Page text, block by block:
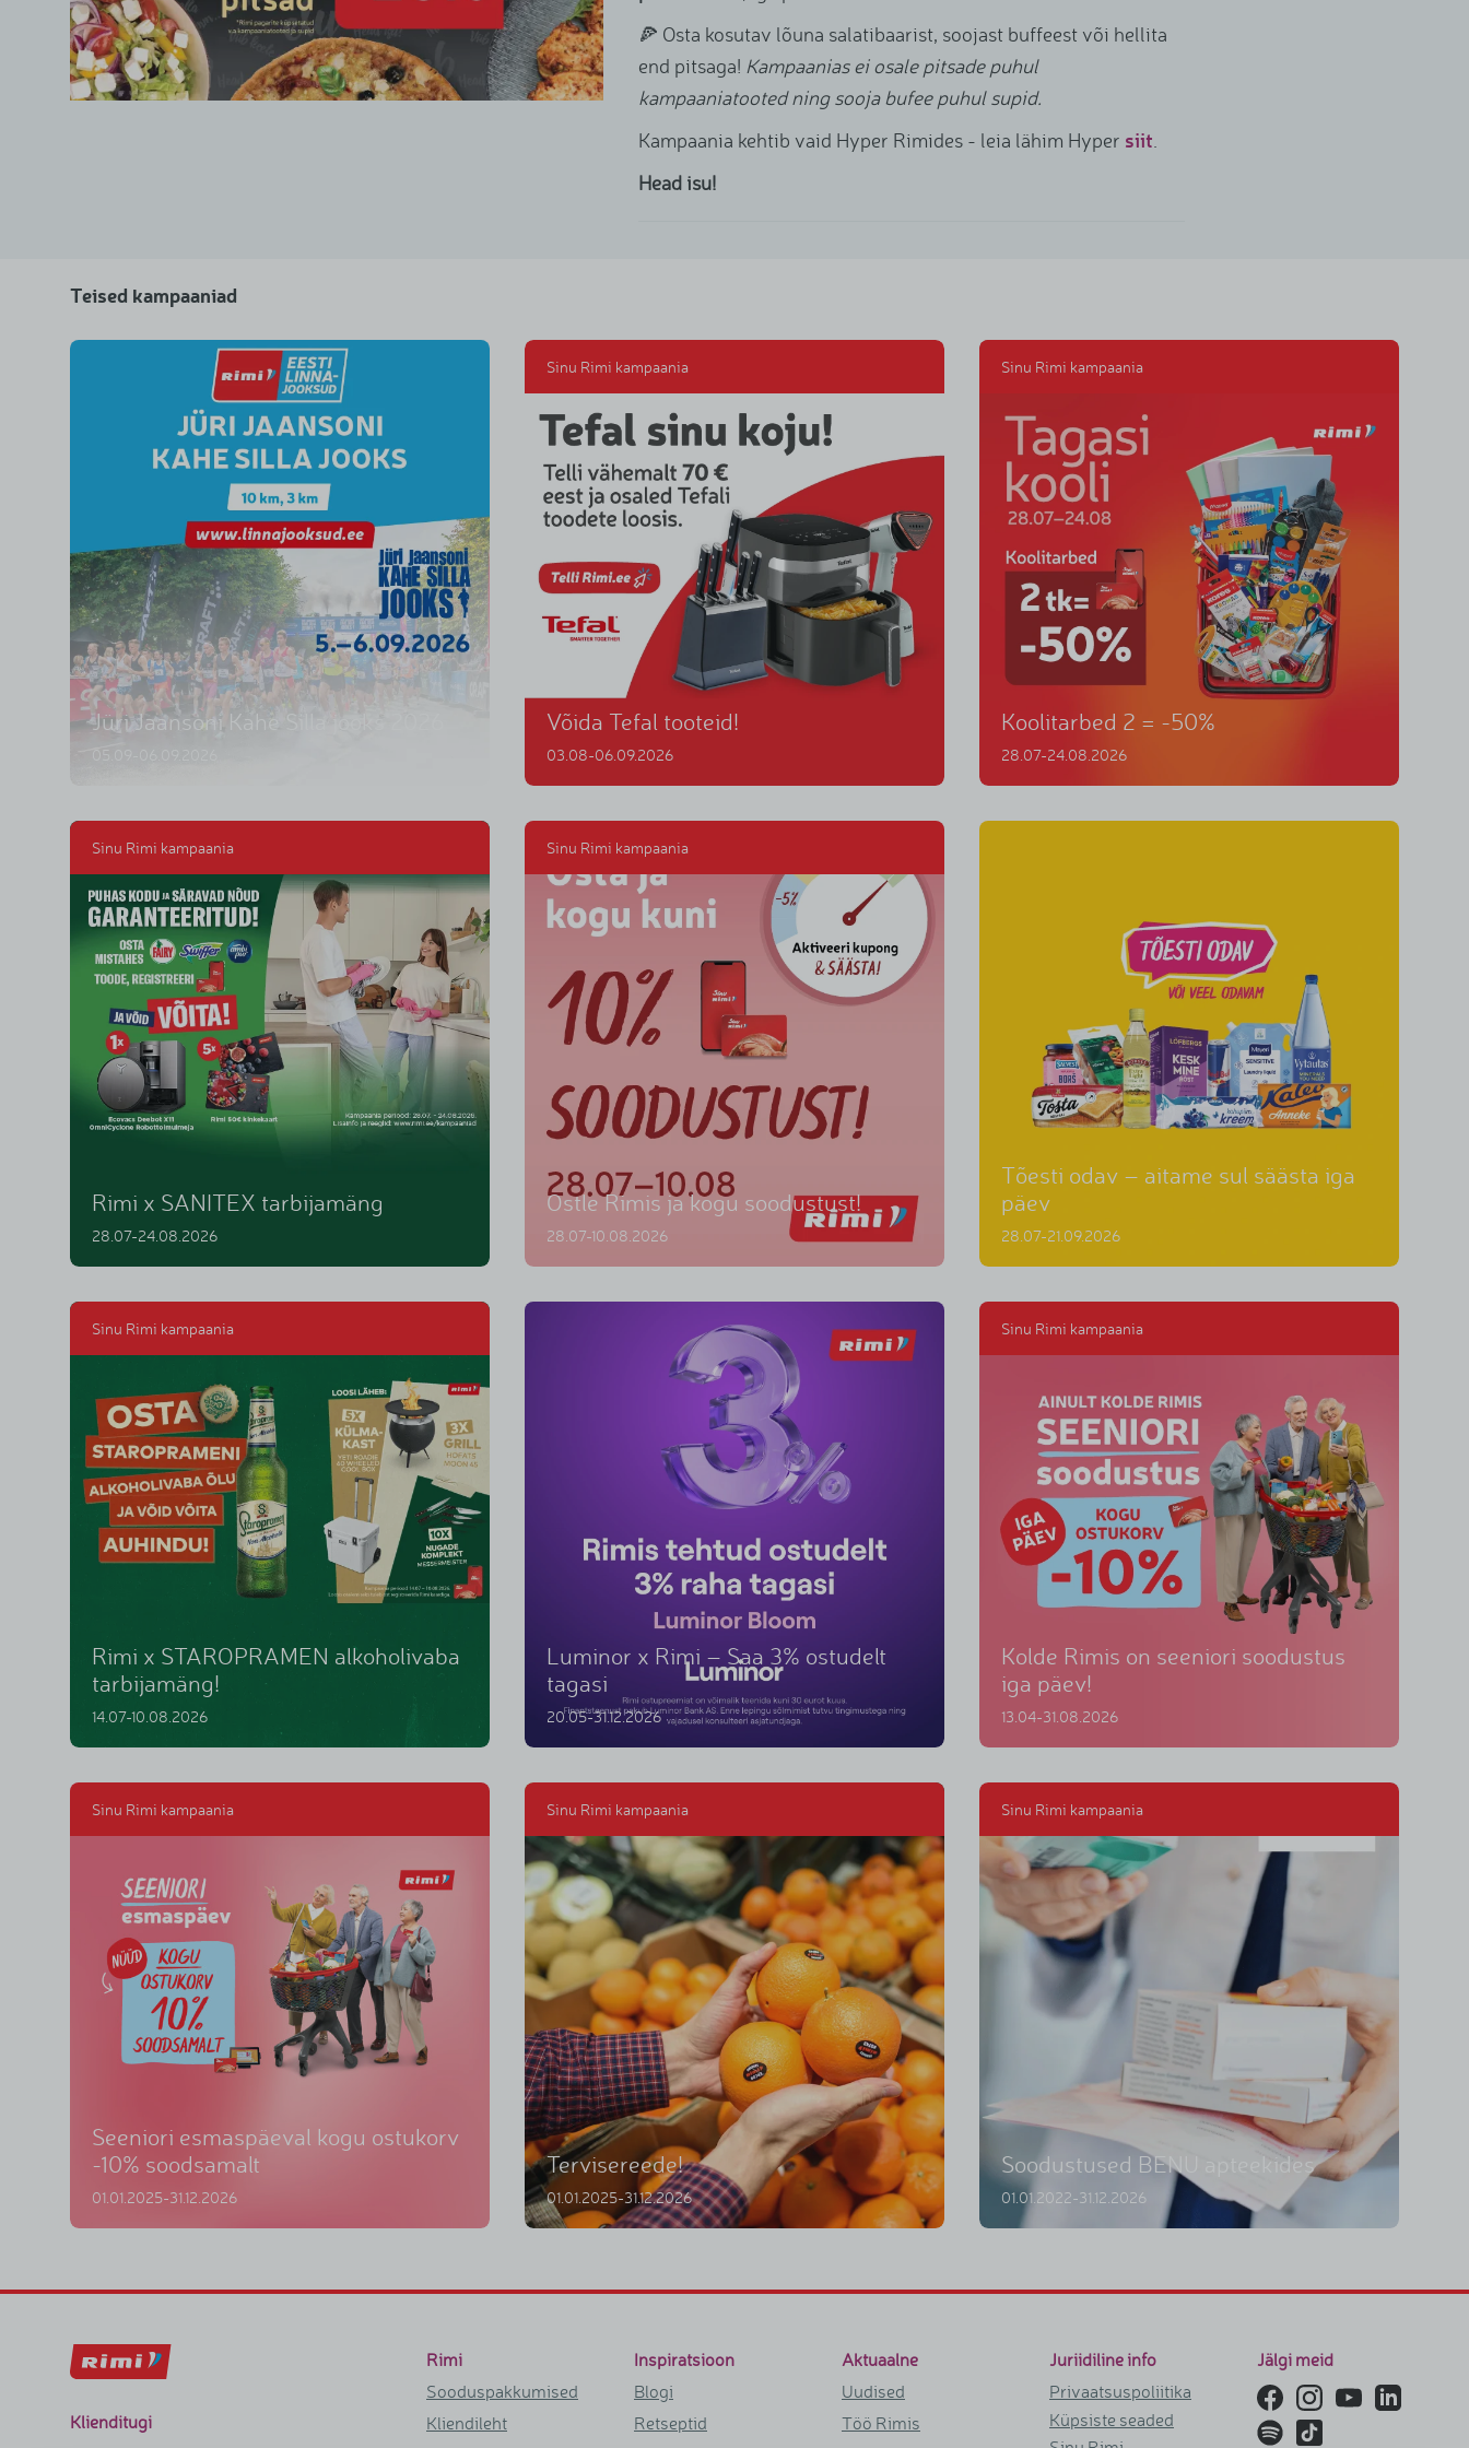
🍕 Osta kosutav lõuna salatibaarist, soojast buffeest või hellita
end pitsaga! Kampaanias ei osale pitsade puhul
kampaaniatooted ning sooja bufee puhul supid.
Kampaania kehtib vaid Hyper Rimides - leia lähim Hyper siit
Head isu!
Teised kampaaniad
Jüri Jaansoni Kahe Silla jooks 2026
05.09-06.09.2026
Sinu Rimi kampaania
Võida Tefal tooteid!
03.08-06.09.2026
Sinu Rimi kampaania
Koolitarbed 2 = -50%
28.07-24.08.2026
Sinu Rimi kampaania
Rimi x SANITEX tarbijamäng
28.07-24.08.2026
Sinu Rimi kampaania
Ostle Rimis ja kogu soodustust!
28.07-10.08.2026
Tõesti odav – aitame sul säästa iga
päev
28.07-21.09.2026
Sinu Rimi kampaania
Rimi x STAROPRAMEN alkoholivaba
tarbijamäng!
14.07-10.08.2026
Luminor x Rimi – Saa 3% ostudelt
tagasi
20.05-31.12.2026
Sinu Rimi kampaania
Kolde Rimis on seeniori soodustus
iga päev!
13.04-31.08.2026
Sinu Rimi kampaania
Seeniori esmaspäeval kogu ostukorv
-10% soodsamalt
01.01.2025-31.12.2026
Sinu Rimi kampaania
Tervisereede!
01.01.2025-31.12.2026
Sinu Rimi kampaania
Soodustused BENU apteekides
01.01.2022-31.12.2026
Klienditugi
Rimi
Sooduspakkumised
Kliendileht
Inspiratsioon
Blogi
Retseptid
Aktuaalne
Uudised
Töö Rimis
Juriidiline info
Privaatsuspoliitika
Küpsiste seaded
Jälgi meid